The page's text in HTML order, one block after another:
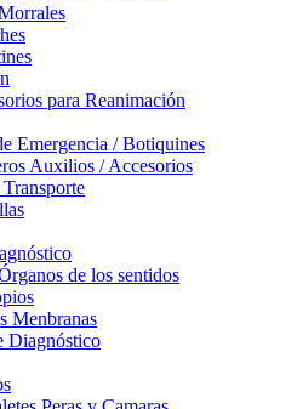
para Reanimación
Emergencia / Botiquines
Auxilios / Accesorios
Transporte
de los sentidos
Menbranas
Diagnóstico